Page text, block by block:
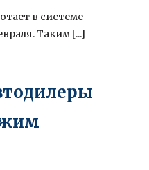
в системе
Таким [...]